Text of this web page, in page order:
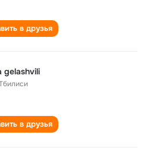
в друзья
gelashvili
в друзья